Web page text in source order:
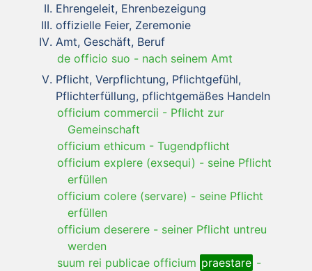
Ehrengeleit, Ehrenbezeigung
offizielle Feier, Zeremonie
Amt, Geschäft, Beruf
de officio suo - nach seinem Amt
Pflicht, Verpflichtung, Pflichtgefühl,
Pflichterfüllung, pflichtgemäßes Handeln
officium commercii - Pflicht zur
Gemeinschaft
officium ethicum - Tugendpflicht
officium explere (exsequi) - seine Pflicht
erfüllen
officium colere (servare) - seine Pflicht
erfüllen
officium deserere - seiner Pflicht untreu
werden
suum rei publicae officium praestare -